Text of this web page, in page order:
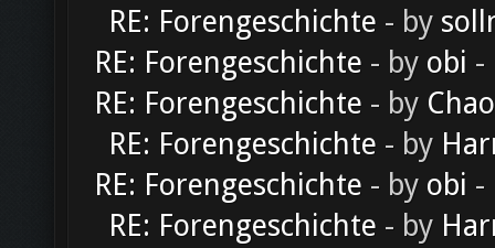
RE: Forengeschichte - by
RE: Forengeschichte - by obi -
RE: Forengeschichte - by
RE: Forengeschichte - by
RE: Forengeschichte - by obi -
RE: Forengeschichte - by